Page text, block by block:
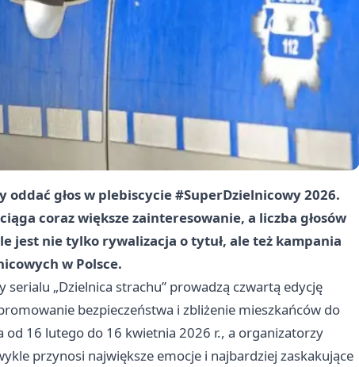
głos w plebiscycie #SuperDzielnicowy 2026.
coraz większe zainteresowanie, a liczba głosów
jest nie tylko rywalizacja o tytuł, ale też kampania
w Polsce.
serialu „Dzielnica strachu” prowadzą czwartą edycję
bezpieczeństwa i zbliżenie mieszkańców do
od 16 lutego do 16 kwietnia 2026 r., a organizatorzy
przynosi największe emocje i najbardziej zaskakujące